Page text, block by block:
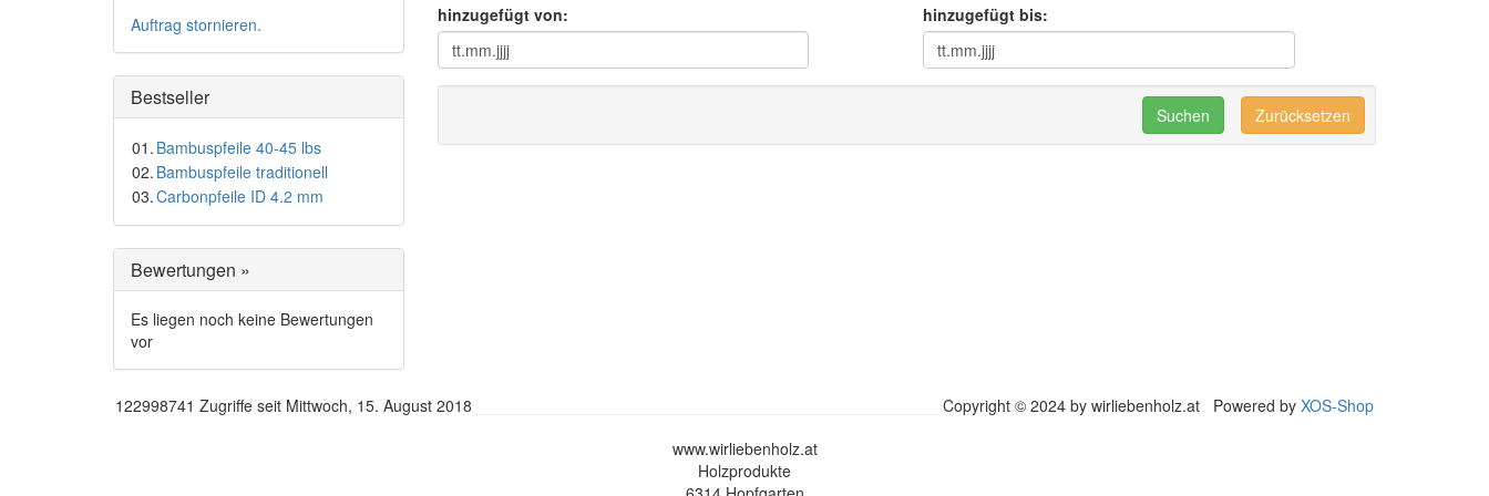
hinzugefügt von: hinzugefügt bis:
Zurücksetzen
Auftrag stornieren.
Bestseller
01. Bambuspfeile 40-45 lbs
02. Bambuspfeile traditionell
03.Carbonpfeile ID 4.2 mm
Bewertungen »
Es liegen noch keine Bewertungen
vor
122998741 Zugriffe seit Mittwoch, 15. August 2018 Copyright © 2024 by wirliebenholz.at Powered by XOS-Shop
www.wirliebenholz.at
Holzprodukte